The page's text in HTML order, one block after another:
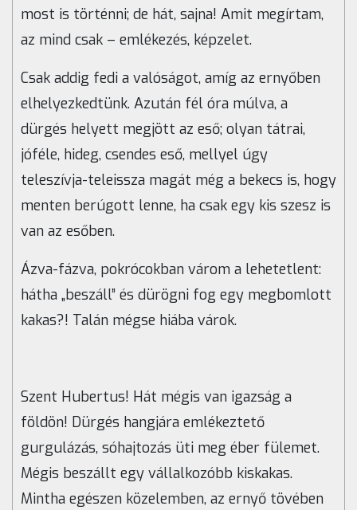
most is történni; de hát, sajna! Amit megírtam,
az mind csak – emlékezés, képzelet.
Csak addig fedi a valóságot, amíg az ernyőben
elhelyezkedtünk. Azután fél óra múlva, a
dürgés helyett megjött az eső; olyan tátrai,
jóféle, hideg, csendes eső, mellyel úgy
teleszívja-teleissza magát még a bekecs is, hogy
menten berúgott lenne, ha csak egy kis szesz is
van az esőben.
Ázva-fázva, pokrócokban várom a lehetetlent:
hátha „beszáll” és dürögni fog egy megbomlott
kakas?! Talán mégse hiába várok.
Szent Hubertus! Hát mégis van igazság a
földön! Dürgés hangjára emlékeztető
gurgulázás, sóhajtozás üti meg éber fülemet.
Mégis beszállt egy vállalkozóbb kiskakas.
Mintha egészen közelemben, az ernyő tövében